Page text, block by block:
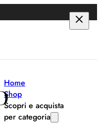
Home
Shop
Scopri e acquista
per categoria